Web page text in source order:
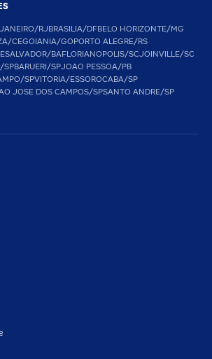
RJBRASILIA/DFBELO HORIZONTE/MG
CEGOIANIA/GOPORTO ALEGRE/RS
SALVADOR/BAFLORIANOPOLIS/SCJOINVILLE/SC
SPBARUERI/SPJOAO PESSOA/PB
SPVITORIA/ESSOROCABA/SP
JOSE DOS CAMPOS/SPSANTO ANDRE/SP